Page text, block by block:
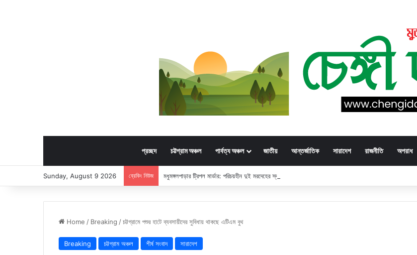
প্রচ্ছদ চট্টগ্রাম অঞ্চল পার্বত্য অঞ্চল জাতীয় আন্তর্জাতিক সারাদেশ রাজনীতি অপরাধ
Sunday, August 9 2026 ব্রেকিং নিউজ মধুমঙ্গলপাড়ার ট্রিপল মার্ডার: পরিচয়হীন দুই মরদেহের স্বজনের খোঁজ পুলিশের
Home / Breaking /চট্টগ্রামে পশুর হাটে ব্যবসায়ীদের সুবিধায় থাকছে এটিএম বুথ
Breaking চট্টগ্রাম অঞ্চল শীর্ষ সংবাদ সারাদেশ